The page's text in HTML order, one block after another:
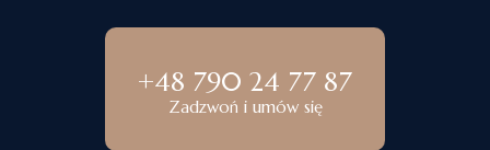
+48 790 24 77 87
Zadzwoń i umów się